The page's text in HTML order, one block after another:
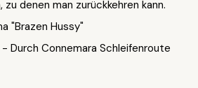
denen man zurückkehren kann.
"Brazen Hussy"
- Durch Connemara Schleifenroute